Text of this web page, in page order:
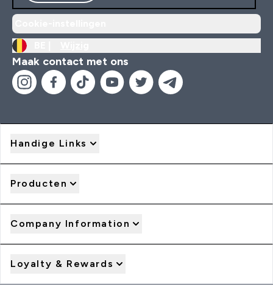
Maak contact met ons
Handige Links
Producten
Company Information
Loyalty & Rewards